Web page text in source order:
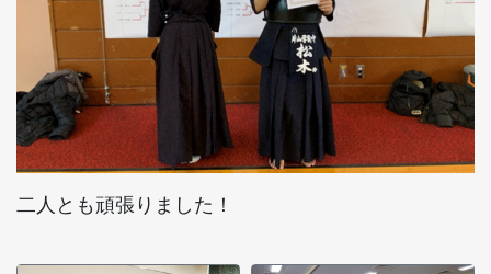
二人とも頑張りました！